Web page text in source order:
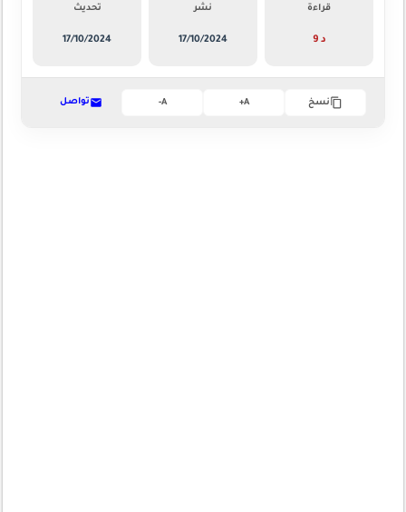
قراءة
9 د
نشر
17/10/2024
تحديث
17/10/2024
نسخ A+
A- تواصل